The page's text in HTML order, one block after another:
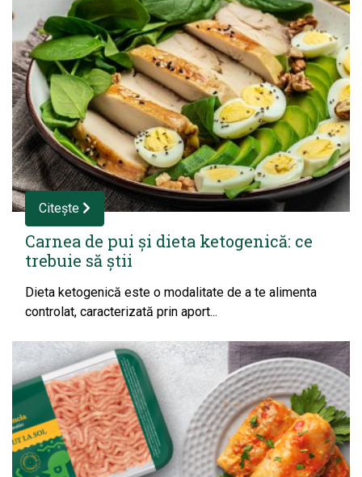
Citește
Carnea de pui și dieta ketogenică: ce
trebuie să știi
Dieta ketogenică este o modalitate de a te alimenta
controlat, caracterizată prin aport...